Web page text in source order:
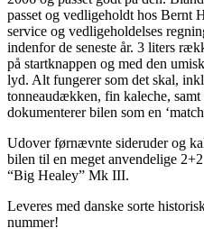
passet og vedligeholdt hos Bernt
service og vedligeholdelses
indenfor de seneste år. 3 liters
på startknappen og med den
lyd. Alt fungerer som det skal,
tonneaudækken, fin kaleche,
dokumenterer bilen som en
Udover førnævnte sideruder og
bilen til en meget anvendelige
“Big Healey” Mk III.
Leveres med danske sorte
nummer!